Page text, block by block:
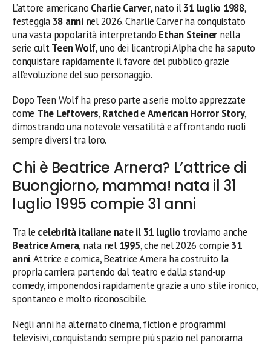
L’attore americano Charlie Carver, nato il31 luglio 1988,
festeggia 38 anninel 2026. Charlie Carver ha conquistato
una vasta popolarità interpretando Ethan Steiner nella
serie cultTeen Wolf, uno dei licantropi Alpha che ha saputo
conquistare rapidamente il favore del pubblico grazie
all’evoluzione del suo personaggio.
Dopo Teen Wolf ha preso parte a serie molto apprezzate
come The Leftovers,Ratchede American Horror Story,
dimostrando una notevole versatilità e affrontando ruoli
sempre diversi tra loro.
Chi è Beatrice Arnera? L’attrice di
Buongiorno, mamma! nata il 31
luglio 1995 compie 31 anni
Tra le celebrità italiane nate il 31 luglio troviamo anche
Beatrice Arnera, nata nel 1995, che nel 2026 compie 31
anni. Attrice e comica, Beatrice Arnera ha costruito la
propria carriera partendo dal teatro e dalla stand-up
comedy, imponendosi rapidamente grazie a uno stile ironico,
spontaneo e molto riconoscibile.
Negli anni ha alternato cinema, fiction e programmi
televisivi, conquistando sempre più spazio nel panorama